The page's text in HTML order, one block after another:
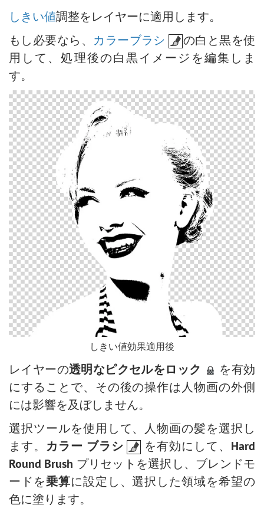
しきい値調整をレイヤーに適用します。
もし必要なら、 カラーブラシ
の白と黒を使
用して、処理後の白黒イメージを編集しま
す。
しきい値効果適用後
レイヤーの透明なピクセルをロック
を有効
にすることで、その後の操作は人物画の外側
には影響を及ぼしません。
選択ツールを使用して、人物画の髪を選択し
ます。 カラー ブラシ を有効にして、 Hard
Round Brush プリセットを選択し、ブレンドモ
ードを乗算に設定し、選択した領域を希望の
色に塗ります。